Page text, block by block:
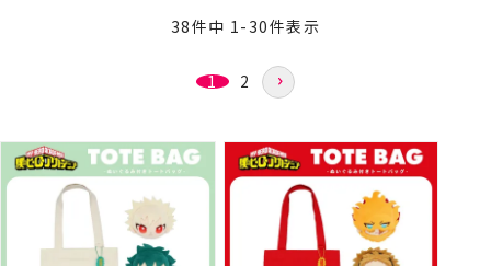
38件中 1 - 30件表示
1 2